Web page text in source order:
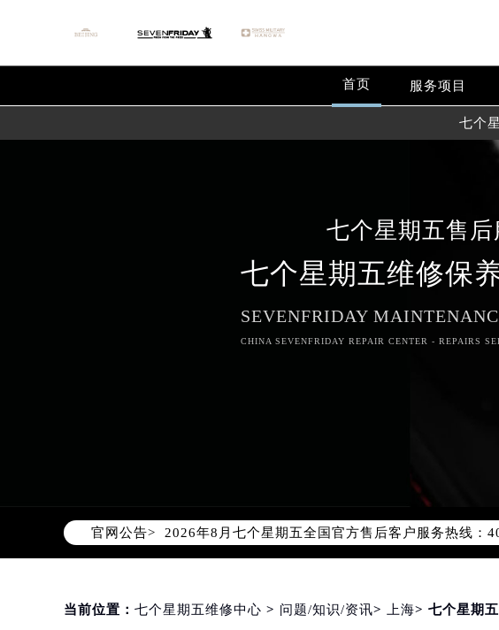
首页 服务项目
七个
七个星期五售
七个星期五维修保
SEVENFRIDAY
CHINA SEVENFRIDAY REPAIR CENTER - REPAIRS
官网公告>
2026年8月七个星期五中国区售后服务网络优化升级公
2026年8月七个星期五全国官方售后客户服务热线：
七个星期五官方全国统一服务热线400-609-9509，
2026年8月七个星期五售后服务中心最新网点地址：
北京市东城区东长安街1号东方广场写字楼W3座6层
当前位置： 七个星期五维修中心 > 问题/知识/资讯> 上海> 七个星期